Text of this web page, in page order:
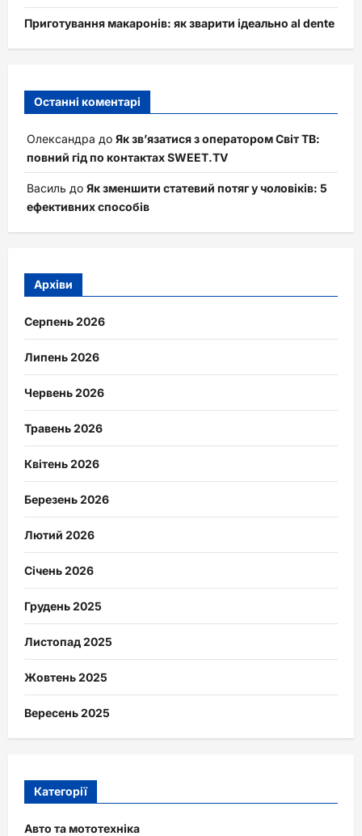
Приготування макаронів: як зварити ідеально al dente
Останні коментарі
Олександра до Як зв’язатися з оператором Світ ТВ:
повний гід по контактах SWEET.TV
Василь до Як зменшити статевий потяг у чоловіків: 5
ефективних способів
Архіви
Серпень 2026
Липень 2026
Червень 2026
Травень 2026
Квітень 2026
Березень 2026
Лютий 2026
Січень 2026
Грудень 2025
Листопад 2025
Жовтень 2025
Вересень 2025
Категорії
Авто та мототехніка